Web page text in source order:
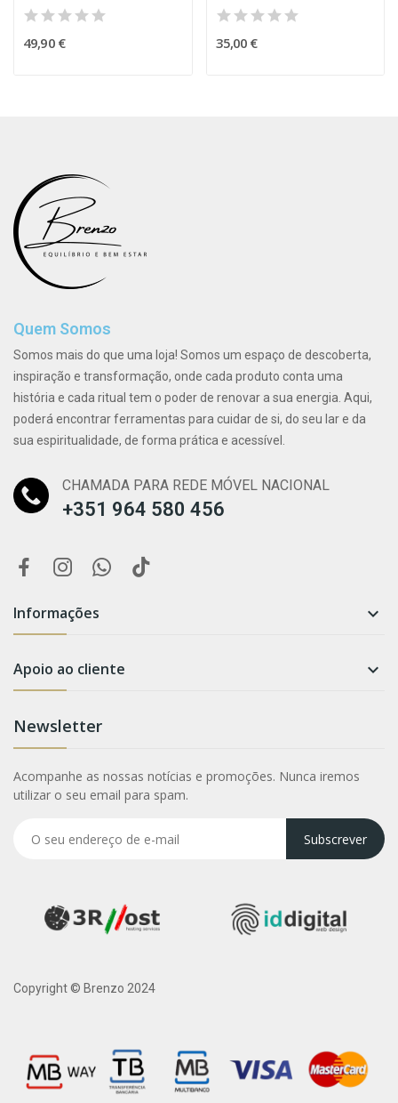
49,90 € 35,00 €
Quem Somos
Somos mais do que uma loja! Somos um espaço de descoberta,
inspiração e transformação, onde cada produto conta uma
história e cada ritual tem o poder de renovar a sua energia. Aqui,
poderá encontrar ferramentas para cuidar de si, do seu lar e da
sua espiritualidade, de forma prática e acessível.
CHAMADA PARA REDE MÓVEL NACIONAL
+351 964 580 456
Informações 
Apoio ao cliente 
Newsletter
Acompanhe as nossas notícias e promoções. Nunca iremos
utilizar o seu email para spam.
Subscrever
Copyright © Brenzo 2024